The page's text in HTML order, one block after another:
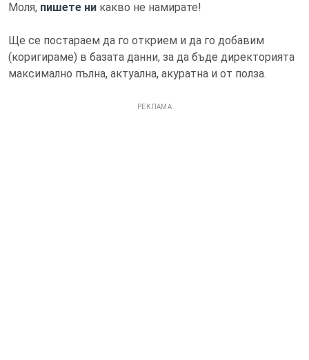
Моля, пишете ни какво не намирате!
Ще се постараем да го открием и да го добавим
(коригираме) в базата данни, за да бъде директорията
максимално пълна, актуална, акуратна и от полза.
РЕКЛАМА